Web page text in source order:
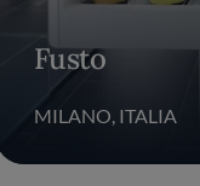
maestro
Le sue
tre”, giocando
tre
Se il
Fusto
MILANO, ITALIA